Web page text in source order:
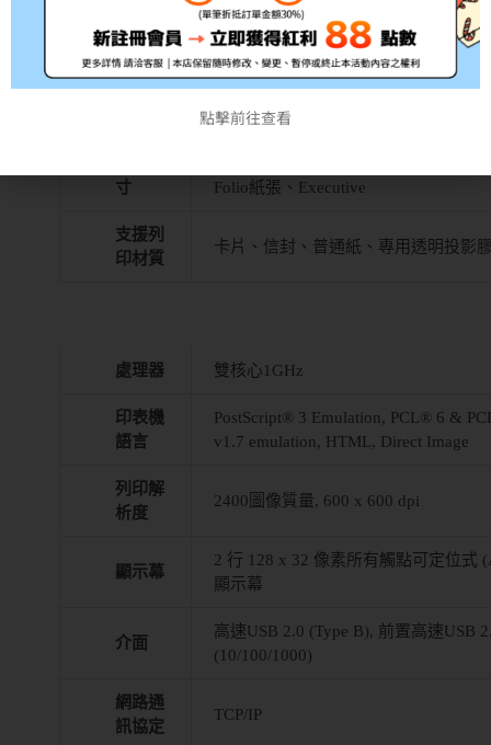
量
標準：350 張 20 磅或75 gsm 普通紙(
通紙(含手動)
出紙容
寸
Folio紙張、Executive
支援列
印材質
卡片、信封、普通紙、專用透明投影
處理器 雙核心1GHz
印表機
語言
PostScript® 3 Emulation, PCL® 6 &
v1.7 emulation, HTML, Direct Image
列印解
析度
2400圖像質量, 600 x 600 dpi
顯示幕
2 行 128 x 32 像素所有觸點可定位式
顯示幕
介面
高速USB 2.0 (Type B), 前置高速USB
(10/100/1000)
網路通
訊協定
TCP/IP
點擊前往查看